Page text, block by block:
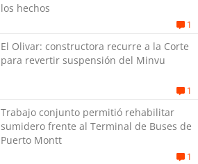
los hechos
1
El Olivar: constructora recurre a la Corte
para revertir suspensión del Minvu
1
Trabajo conjunto permitió rehabilitar
sumidero frente al Terminal de Buses de
Puerto Montt
1